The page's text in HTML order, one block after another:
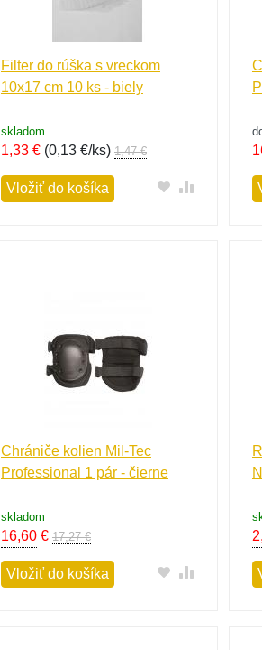
Filter do rúška s vreckom
10x17 cm 10 ks - biely
skladom
1,33€(0,13 €/ks) 1,47 €
Vložiť do košíka
Chrániče kolien Mil-Tec
Professional 1 pár - čierne
skladom
16,60€ 17,27 €
Vložiť do košíka